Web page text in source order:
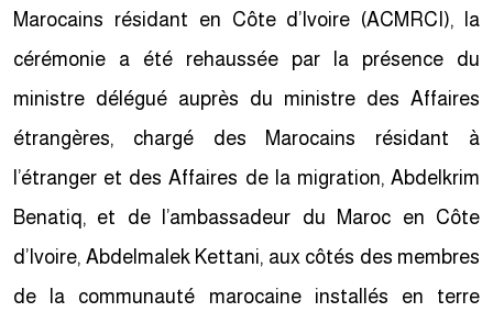
Marocains résidant en Côte d’Ivoire (ACMRCI), la
cérémonie a été rehaussée par la présence du
ministre délégué auprès du ministre des Affaires
étrangères, chargé des Marocains résidant à
l’étranger et des Affaires de la migration, Abdelkrim
Benatiq, et de l’ambassadeur du Maroc en Côte
d’Ivoire, Abdelmalek Kettani, aux côtés des membres
de la communauté marocaine installés en terre